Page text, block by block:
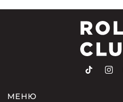
МЕНЮ